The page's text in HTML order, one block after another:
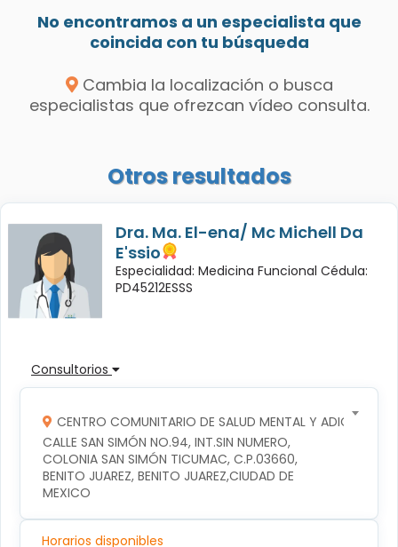
No encontramos a un especialista que
coincida con tu búsqueda
Cambia la localización o busca
especialistas que ofrezcan vídeo consulta.
Otros resultados
Dra. Ma. El-ena/ Mc Michell Da
E'ssio
Especialidad: Medicina Funcional Cédula:
PD45212ESSS
Consultorios
CENTRO COMUNITARIO DE SALUD MENTAL Y ADICCIONES
CALLE SAN SIMÓN NO.94, INT.SIN NUMERO,
COLONIA SAN SIMÓN TICUMAC, C.P.03660,
BENITO JUAREZ, BENITO JUAREZ,CIUDAD DE
MEXICO
Horarios disponibles